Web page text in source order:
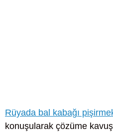
Rüyada bal kabağı
konuşularak çözüme